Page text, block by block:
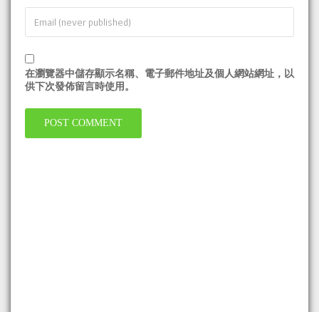
在瀏覽器中儲存顯示名稱、電子郵件地址及個人網站網址，以
供下次發佈留言時使用。